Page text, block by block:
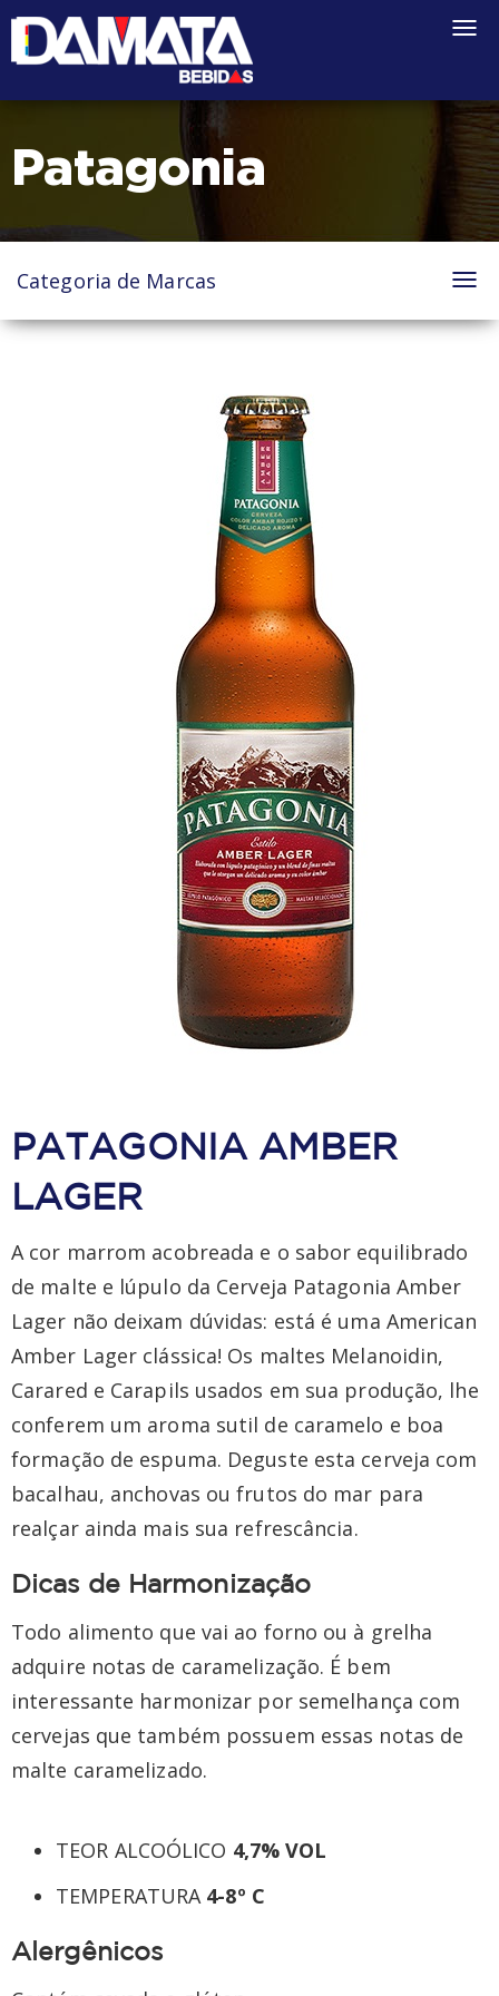
Patagonia
Categoria de Marcas
PATAGONIA AMBER
LAGER
A cor marrom acobreada e o sabor equilibrado
de malte e lúpulo da Cerveja Patagonia Amber
Lager não deixam dúvidas: está é uma American
Amber Lager clássica! Os maltes Melanoidin,
Carared e Carapils usados em sua produção, lhe
conferem um aroma sutil de caramelo e boa
formação de espuma. Deguste esta cerveja com
bacalhau, anchovas ou frutos do mar para
realçar ainda mais sua refrescância.
Dicas de Harmonização
Todo alimento que vai ao forno ou à grelha
adquire notas de caramelização. É bem
interessante harmonizar por semelhança com
cervejas que também possuem essas notas de
malte caramelizado.
TEOR ALCOÓLICO 4,7% VOL
TEMPERATURA 4-8º C
Alergênicos